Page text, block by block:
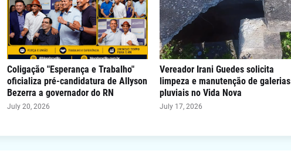
Coligação "Esperança e Trabalho"
oficializa pré-candidatura de Allyson
Bezerra a governador do RN
July 20, 2026
Vereador Irani Guedes solicita
limpeza e manutenção de galerias
pluviais no Vida Nova
July 17, 2026